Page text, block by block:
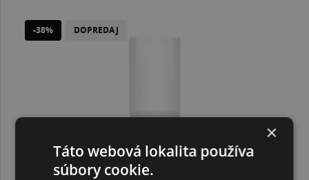
-38% DOPREDAJ
×
Táto webová lokalita používa
súbory cookie.